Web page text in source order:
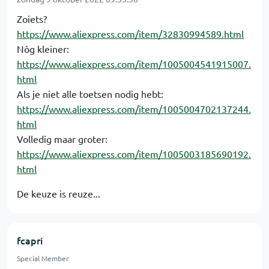
Zoiets?
https://www.aliexpress.com/item/32830994589.html
Nòg kleiner:
https://www.aliexpress.com/item/1005004541915007.
html
Als je niet alle toetsen nodig hebt:
https://www.aliexpress.com/item/1005004702137244.
html
Volledig maar groter:
https://www.aliexpress.com/item/1005003185690192.
html
De keuze is reuze...
fcapri
Special Member